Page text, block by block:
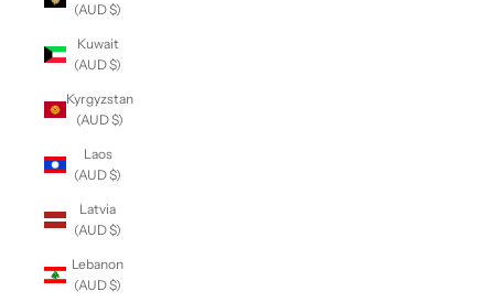
(AUD $)
Kuwait
(AUD $)
Kyrgyzstan
(AUD $)
Laos
(AUD $)
Latvia
(AUD $)
Lebanon
(AUD $)